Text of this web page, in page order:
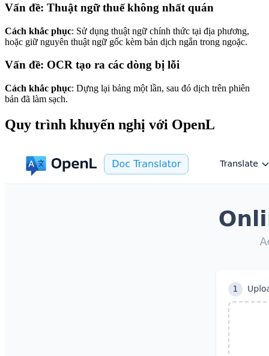
Vấn đề: Thuật ngữ thuế không nhất quán
Cách khắc phục: Sử dụng thuật ngữ chính thức tại địa phương,
hoặc giữ nguyên thuật ngữ gốc kèm bản dịch ngắn trong ngoặc.
Vấn đề: OCR tạo ra các dòng bị lỗi
Cách khắc phục: Dựng lại bảng một lần, sau đó dịch trên phiên
bản đã làm sạch.
Quy trình khuyến nghị với OpenL